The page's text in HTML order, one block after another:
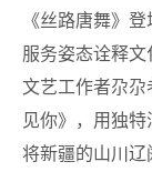
《丝路唐舞》
服务姿态诠释
文艺工作者尕
见你》，用独特
将新疆的山川辽